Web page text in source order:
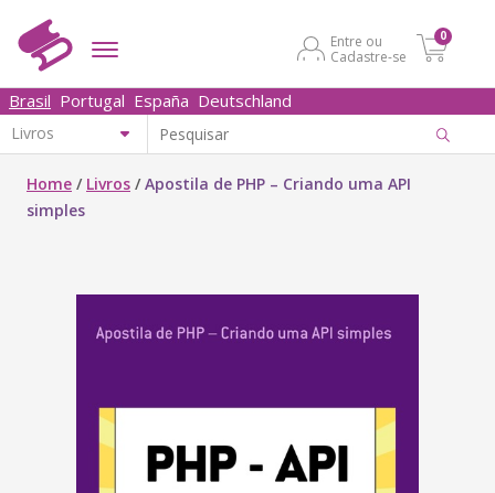
Entre ou
Cadastre-se
0
Brasil Portugal España Deutschland
Home / Livros /Apostila de PHP – Criando uma API
simples